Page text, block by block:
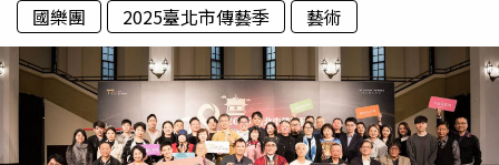
國樂團 2025臺北市傳藝季 藝術